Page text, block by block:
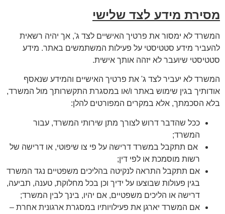
מסירת מידע לצד שלישי
המשרד לא ימסור את פרטיך האישיים לצד ג', אך יהיה רשאית
להעביר מידע סטטיסטי על פעילות המשתמשים באתר. מידע
סטטיסטי שיועבר לא יזהה אותך אישית.
המשרד לא יעביר לצד ג' את פרטיך האישיים והמידע שנאסף
אודותיך בגין שימוש באתר ו/או במסגרת התקשרותך מול המשרד,
בלא הסכמתך, אלא במקרים המפורטים להלן:
ככל שהדבר דרוש לצורך מתן שירותי המשרד, עבור
המשרד;
אם תתקבל במשרד דרישה על פי צו שיפוטי, או דרישה של
רשות מוסמכת או לפי דין;
אם תתקבל התראה לנקיטה בהליכים משפטיים נגד המשרד
בגין פעולות שבוצעו על ידיך וכן בכל מחלוקת, טענה, תביעה,
דרישה או הליכים משפטיים, אם יהיו, בינך לבין המשרד;
אם המשרד יארגן את פעילויותיו במסגרת ארגונית אחרת –